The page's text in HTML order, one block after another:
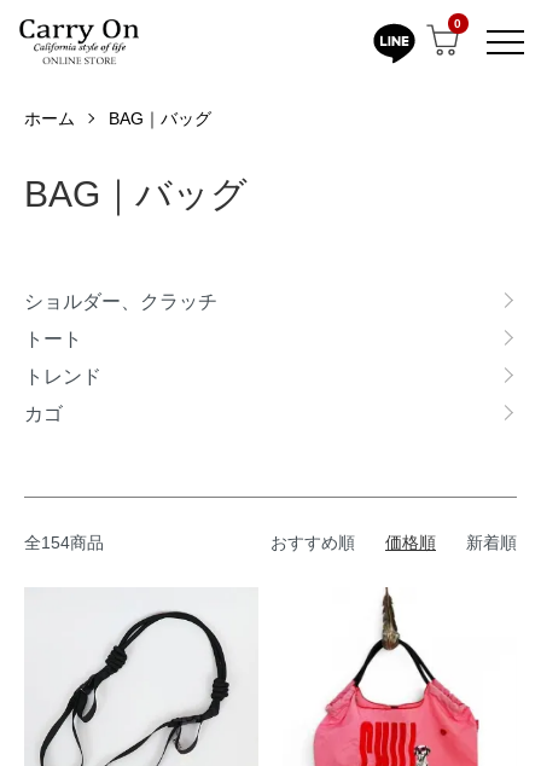
0
ホーム BAG｜バッグ
BAG｜バッグ
ショルダー、クラッチ
トート
トレンド
カゴ
全154商品 おすすめ順 価格順 新着順